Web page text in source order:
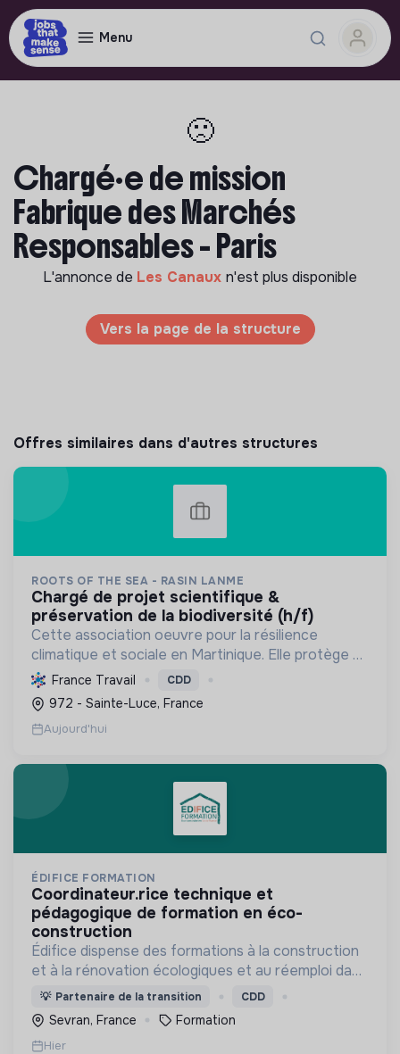
Menu
🙁
Chargé·e de mission
Fabrique des Marchés
Responsables - Paris
L'annonce de Les Canaux n'est plus disponible
Vers la page de la structure
Offres similaires dans d'autres structures
ROOTS OF THE SEA - RASIN LANME
chargé de projet scientifique &
préservation de la biodiversité (h/f)
Cette association oeuvre pour la résilience
climatique et sociale en Martinique. Elle protège et
restaure les écosystèmes marins et côtiers,
sensibilise le public et mobilise les citoyens pour un
aven...
France Travail CDD
972 - Sainte-Luce, France
Aujourd'hui
ÉDIFICE FORMATION
coordinateur.rice technique et
pédagogique de formation en éco-
construction
Édifice dispense des formations à la construction
et à la rénovation écologiques et au réemploi dans
le bâtiment. Nos formations s'adressent à des
personnes en activité et des demandeurs
d'emploi.
💡 Partenaire de la transition CDD
Sevran, France Formation
Hier